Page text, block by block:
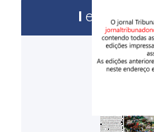
edições